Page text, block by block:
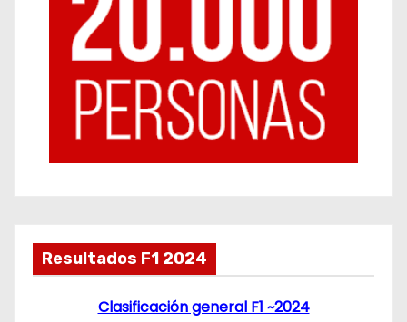
Resultados F1 2024
Clasificación general F1 ~2024